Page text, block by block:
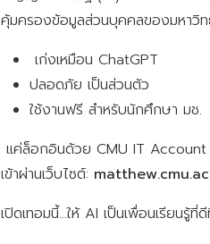
คุ้มครองข้อมูลส่วนบุคคลของมหาวิ
เก่งเหมือน ChatGPT
ปลอดภัย เป็นส่วนตัว
ใช้งานฟรี สำหรับนักศึกษา มช.
แค่ล็อกอินด้วย CMU IT Account
เข้าผ่านเว็บไซต์:
เปิดเทอมนี้...ให้ AI เป็นเพื่อนเรียนรู้